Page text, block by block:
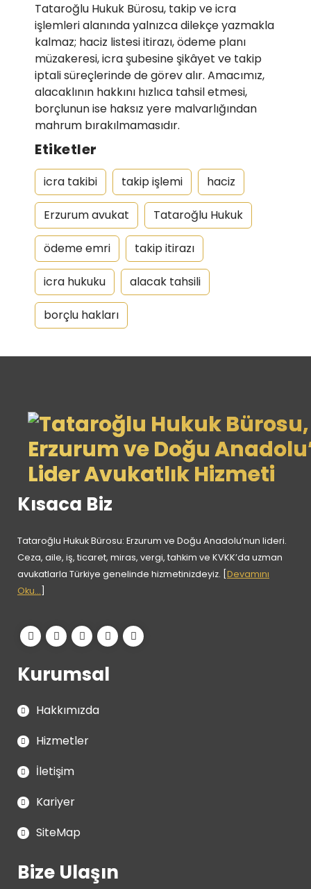
Tataroğlu Hukuk Bürosu, takip ve icra
işlemleri alanında yalnızca dilekçe yazmakla
kalmaz; haciz listesi itirazı, ödeme planı
müzakeresi, icra şubesine şikâyet ve takip
iptali süreçlerinde de görev alır. Amacımız,
alacaklının hakkını hızlıca tahsil etmesi,
borçlunun ise haksız yere malvarlığından
mahrum bırakılmamasıdır.
Etiketler
icra takibi takip işlemi haciz
Erzurum avukat Tataroğlu Hukuk
ödeme emri takip itirazı
icra hukuku alacak tahsili
borçlu hakları
Kısaca Biz
Tataroğlu Hukuk Bürosu: Erzurum ve Doğu Anadolu’nun lideri.
Ceza, aile, iş, ticaret, miras, vergi, tahkim ve KVKK’da uzman
avukatlarla Türkiye genelinde hizmetinizdeyiz. [ Devamını
Oku...
Kurumsal
Hakkımızda
Hizmetler
İletişim
Kariyer
SiteMap
Bize Ulaşın